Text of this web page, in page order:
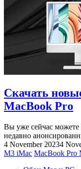
Скачать
MacBook Pro
Вы уже сейчас можете
недавно
4 November 20234
M3 iMac MacBook Pro